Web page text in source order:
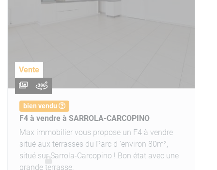
Vente
bien vendu
F4 à vendre à SARROLA-CARCOPINO
Max immobilier vous propose un F4 à vendre
situé aux terrasses du Parc d 'environ 80m²,
situé sur Sarrola-Carcopino ! Bon état avec une
grande terrasse.